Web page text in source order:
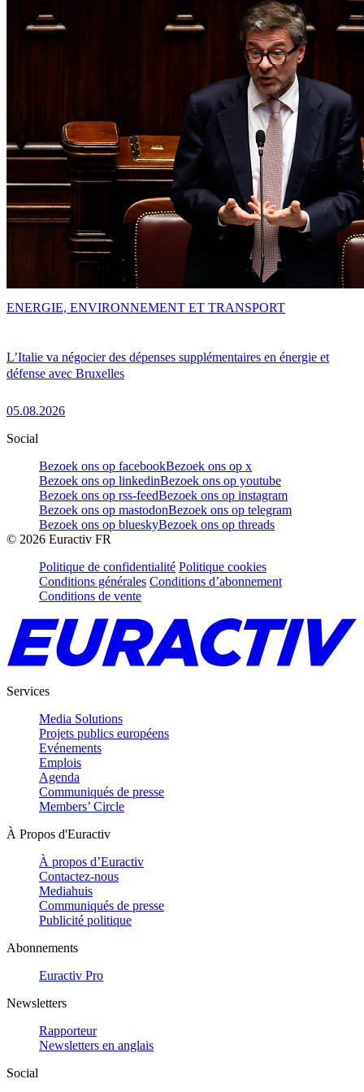
L’Italie va négocier des dépenses supplémentaires en énergie et
défense avec Bruxelles
05.08.2026
ENERGIE, ENVIRONNEMENT ET TRANSPORT
Social
Bezoek ons op facebookBezoek ons op x
Bezoek ons op linkedinBezoek ons op youtube
Bezoek ons op rss-feedBezoek ons op instagram
Bezoek ons op mastodonBezoek ons op telegram
Bezoek ons op blueskyBezoek ons op threads
© 2026 Euractiv FR
Politique de confidentialité Politique cookies
Conditions générales Conditions d’abonnement
Conditions de vente
Services
Media Solutions
Projets publics européens
Evénements
Emplois
Agenda
Communiqués de presse
Members’ Circle
À Propos d'Euractiv
À propos d’Euractiv
Contactez-nous
Mediahuis
Communiqués de presse
Publicité politique
Abonnements
Euractiv Pro
Newsletters
Rapporteur
Newsletters en anglais
Social